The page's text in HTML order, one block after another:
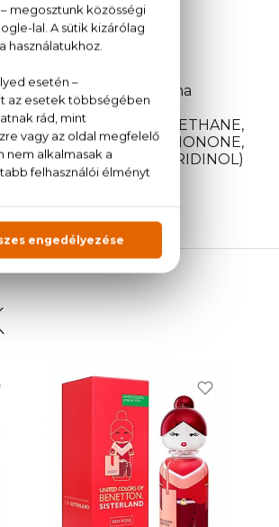
ámbrafa, moha, pézsma
ISOMETHYL IONONE,
1).